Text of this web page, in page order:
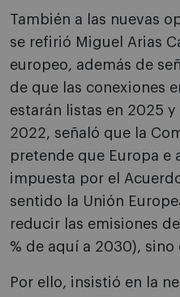
También a las nuevas
se refirió Miguel Arias
europeo, además de
de que las conexiones
estarán listas en 2025
2022, señaló que la
pretende que Europa e
impuesta por el
sentido la Unión
reducir las emisiones
% de aquí a 2030), sino
Por ello, insistió en la